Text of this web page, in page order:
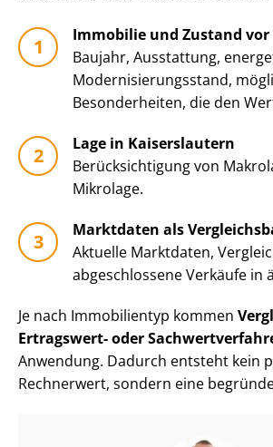
Immobilie und Zustand
Baujahr, Ausstattung,
Mo­der­ni­sie­rungs­stand,
Besonderheiten, die den
Lage in Kaiserslautern
Be­rück­sich­ti­gung von
Mikrolage.
Marktdaten als
Aktuelle Marktdaten,
abgeschlossene Verkäufe in
Je nach Immobilientyp kommen
Ertragswert- oder
Anwendung. Dadurch entsteht kein
Rechnerwert, sondern eine